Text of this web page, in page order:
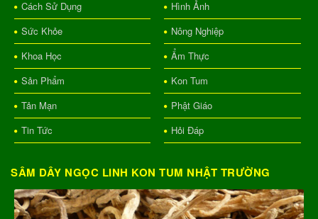
Cách Sử Dụng
Hình Ảnh
Sức Khỏe
Nông Nghiệp
Khoa Học
Ẩm Thực
Sản Phẩm
Kon Tum
Tản Mạn
Phật Giáo
Tin Tức
Hỏi Đáp
SÂM DÂY NGỌC LINH KON TUM NHẬT TRƯỜNG